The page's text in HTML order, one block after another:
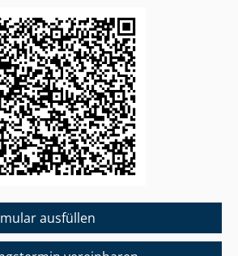
ausfüllen